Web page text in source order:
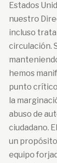
Estados
nuestro
incluso
circulación.
hemos
punto
la
abuso de
ciudadano.
un
equipo